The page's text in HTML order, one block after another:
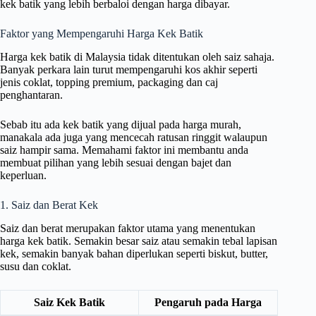
kek batik yang lebih berbaloi dengan harga dibayar.
Faktor yang Mempengaruhi Harga Kek Batik
Harga kek batik di Malaysia tidak ditentukan oleh saiz sahaja.
Banyak perkara lain turut mempengaruhi kos akhir seperti
jenis coklat, topping premium, packaging dan caj
penghantaran.
Sebab itu ada kek batik yang dijual pada harga murah,
manakala ada juga yang mencecah ratusan ringgit walaupun
saiz hampir sama. Memahami faktor ini membantu anda
membuat pilihan yang lebih sesuai dengan bajet dan
keperluan.
1. Saiz dan Berat Kek
Saiz dan berat merupakan faktor utama yang menentukan
harga kek batik. Semakin besar saiz atau semakin tebal lapisan
kek, semakin banyak bahan diperlukan seperti biskut, butter,
susu dan coklat.
Saiz Kek Batik Pengaruh pada Harga